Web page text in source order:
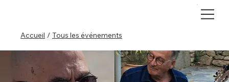
Accueil / Tous les événements